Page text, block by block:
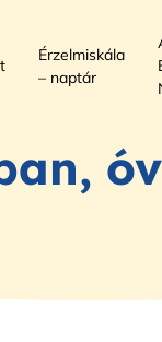
Érzelmiskála
– naptár